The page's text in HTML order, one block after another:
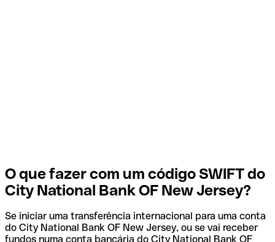
O que fazer com um código SWIFT do
City National Bank OF New Jersey?
Se iniciar uma transferência internacional para uma conta
do City National Bank OF New Jersey, ou se vai receber
fundos numa conta bancária do City National Bank OF